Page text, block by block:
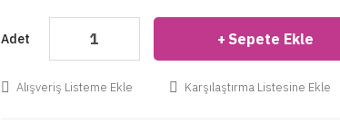
Adet Sepete Ekle
Alışveriş Listeme Ekle Karşılaştırma Listesine Ekle